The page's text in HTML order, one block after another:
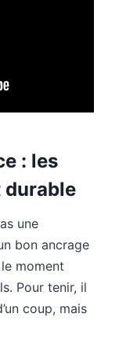
: les
durable
une
bon ancrage
moment
Pour tenir, il
coup, mais